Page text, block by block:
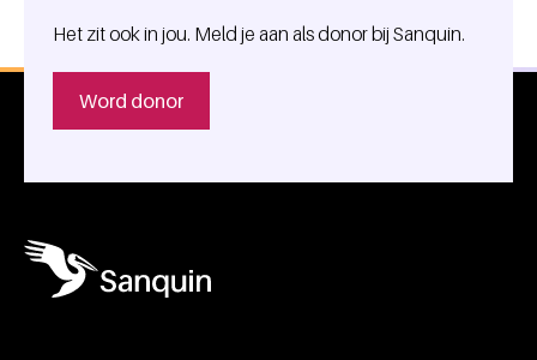
Het zit ook in jou. Meld je aan als donor bij Sanquin.
Word donor